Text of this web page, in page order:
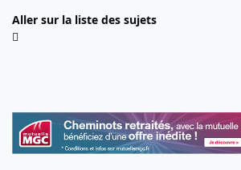
Aller sur la liste des sujets